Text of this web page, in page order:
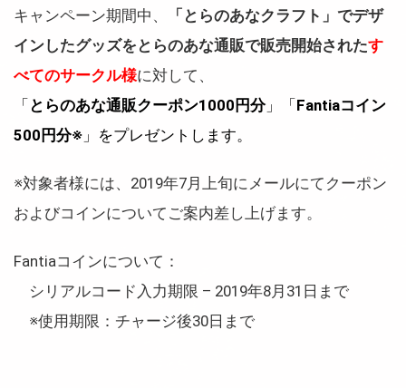
キャンペーン期間中、
「とらのあなクラフト」でデザ
インしたグッズをとらのあな通販で販売開始されたす
べてのサークル様に対して、
「 とらのあな通販クーポン1000円分 」「Fantiaコイン
500円分※ 」をプレゼントします。
※対象者様には、2019年7月上旬にメールにてクーポン
およびコインについてご案内差し上げます。
Fantiaコインについて：
シリアルコード入力期限 – 2019年8月31日まで
※使用期限：チャージ後30日まで